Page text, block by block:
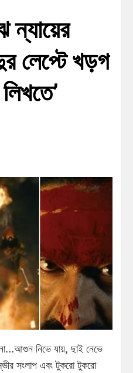
ন্যায়ের
লেপ্টে খড়গ
না…আগুন নিভে যায়, ছাই নেভে
সংলাপ এবং টুকরো টুকরো